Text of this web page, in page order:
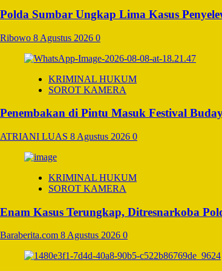
Polda Sumbar Ungkap Lima Kasus
Ribowo 8 Agustus 2026 0
KRIMINAL HUKUM
SOROT KAMERA
Penembakan di Pintu Masuk Festival
ATRIANI LUAS 8 Agustus 2026 0
KRIMINAL HUKUM
SOROT KAMERA
Enam Kasus Terungkap, Ditresnarkoba
Baraberita.com 8 Agustus 2026 0